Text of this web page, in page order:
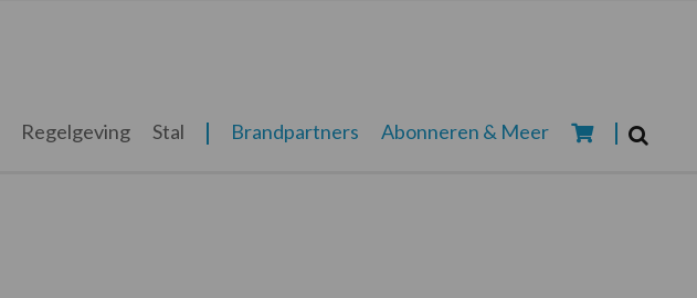
Regelgeving Stal Brandpartners Abonneren & Meer